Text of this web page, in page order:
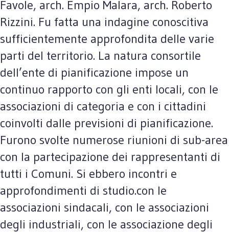
Favole, arch. Empio Malara, arch. Roberto
Rizzini. Fu fatta una indagine conoscitiva
sufficientemente approfondita delle varie
parti del territorio. La natura consortile
dell’ente di pianificazione impose un
continuo rapporto con gli enti locali, con le
associazioni di categoria e con i cittadini
coinvolti dalle previsioni di pianificazione.
Furono svolte numerose riunioni di sub-area
con la partecipazione dei rappresentanti di
tutti i Comuni. Si ebbero incontri e
approfondimenti di studio.con le
associazioni sindacali, con le associazioni
degli industriali, con le associazione degli